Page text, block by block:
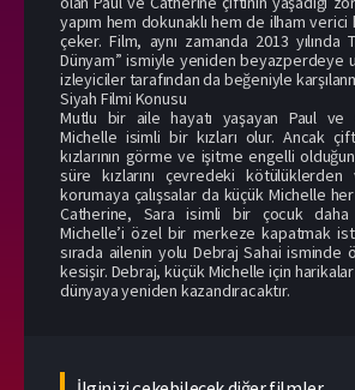
yapım hem dokunaklı hem de ilham
çeker. Film, aynı zamanda 2013 yılında
Dünyam” ismiyle yeniden beyazperdeye
izleyiciler tarafından da beğeniyle
Siyah Filmi Konusu
Mutlu bir aile hayatı yaşayan Paul ve
Michelle isimli bir kızları olur. Ancak
kızlarının görme ve işitme engelli
süre kızlarını çevredeki kötülüklerden
korumaya çalışsalar da küçük Michelle her
Catherine, Sara isimli bir çocuk daha
Michelle’i özel bir merkeze kapatmak
sırada ailenin yolu Debraj Sahai isminde
kesişir. Debraj, küçük Michelle için
dünyaya yeniden kazandıracaktır.